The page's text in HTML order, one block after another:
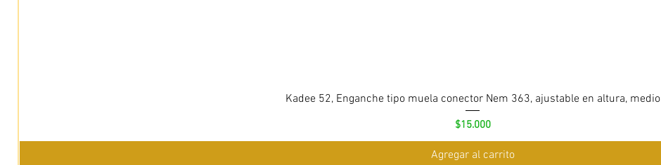
Kadee 52, Enganche tipo muela conector Nem 363, ajustable en altura, medio
Precio
$15.000
Agregar al carrito